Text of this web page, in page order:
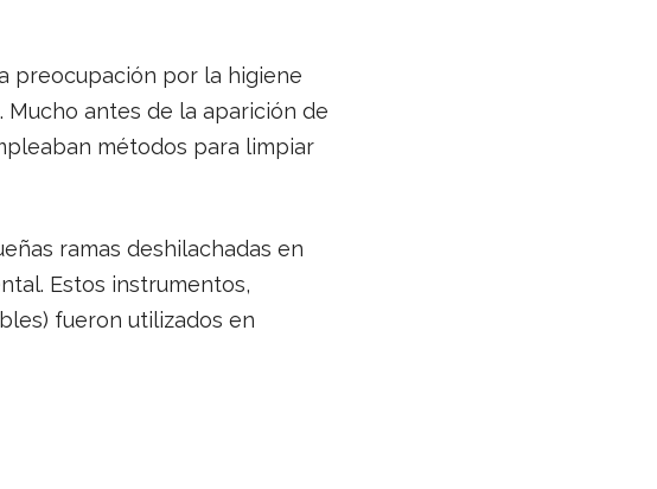
preocupación por la higiene
Mucho antes de la aparición de
métodos para limpiar
ramas deshilachadas en
Estos instrumentos,
fueron utilizados en